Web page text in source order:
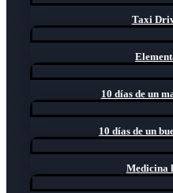
Taxi
10 días de un
10 días de un
Medicina